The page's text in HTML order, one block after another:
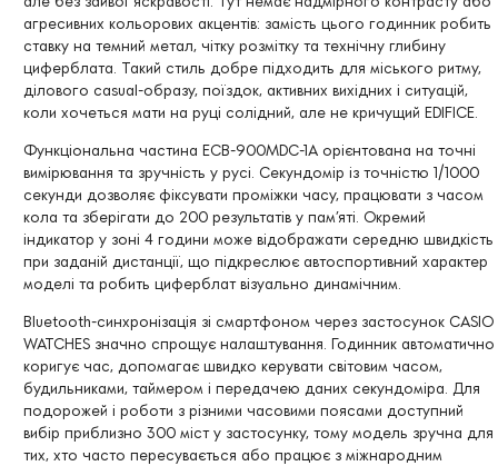
агресивних кольорових акцентів: замість цього годинник робить
ставку на темний метал, чітку розмітку та технічну глибину
циферблата. Такий стиль добре підходить для міського ритму,
ділового casual-образу, поїздок, активних вихідних і ситуацій,
коли хочеться мати на руці солідний, але не кричущий EDIFICE.
Функціональна частина ECB-900MDC-1A орієнтована на точні
вимірювання та зручність у русі. Секундомір із точністю 1/1000
секунди дозволяє фіксувати проміжки часу, працювати з часом
кола та зберігати до 200 результатів у пам’яті. Окремий
індикатор у зоні 4 години може відображати середню швидкість
при заданій дистанції, що підкреслює автоспортивний характер
моделі та робить циферблат візуально динамічним.
Bluetooth-синхронізація зі смартфоном через застосунок CASIO
WATCHES значно спрощує налаштування. Годинник автоматично
коригує час, допомагає швидко керувати світовим часом,
будильниками, таймером і передачею даних секундоміра. Для
подорожей і роботи з різними часовими поясами доступний
вибір приблизно 300 міст у застосунку, тому модель зручна для
тих, хто часто пересувається або працює з міжнародним